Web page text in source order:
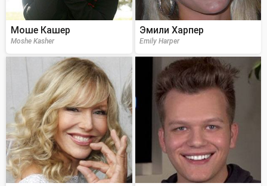
Моше Кашер
Moshe Kasher
Эмили Харпер
Emily Harper